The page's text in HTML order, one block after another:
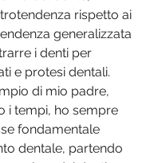
rispetto ai
generalizzata
i denti per
e protesi dentali.
di mio padre,
i tempi, ho sempre
fondamentale
dentale, partendo